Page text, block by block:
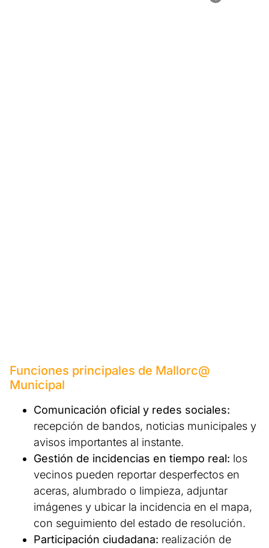
Funciones principales de Mallorc@
Municipal
Comunicación oficial y redes sociales:
recepción de bandos, noticias municipales y
avisos importantes al instante.
Gestión de incidencias en tiempo real: los
vecinos pueden reportar desperfectos en
aceras, alumbrado o limpieza, adjuntar
imágenes y ubicar la incidencia en el mapa,
con seguimiento del estado de resolución.
Participación ciudadana: realización de